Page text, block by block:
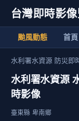
台灣即時影
颱風動態 首頁
水利署水資源 防災即
水利署水資源
時影像
臺東縣 卑南鄉